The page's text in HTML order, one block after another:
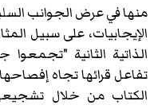
في عرض الجوانب السلبية
على سبيل المثال
الثانية "تجمعوا
قرائها تجاه إفصاحها عن
من خلال تشجيعها